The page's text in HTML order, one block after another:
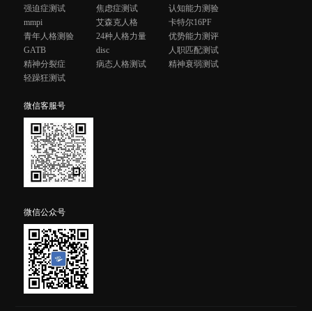
强迫症测试
焦虑症测试
认知能力测验
mmpi
艾森克人格
卡特尔16PF
青年人格测验
24种人格力量
优势能力测评
GATB
disc
人职匹配测试
精神分裂症
病态人格测试
精神衰弱测试
轻躁狂测试
微信客服号
微信公众号